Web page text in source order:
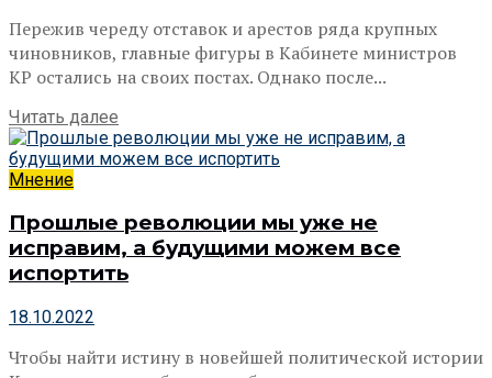
Пережив череду отставок и арестов ряда крупных
чиновников, главные фигуры в Кабинете министров
КР остались на своих постах. Однако после...
Читать далее
Мнение
Прошлые революции мы уже не
исправим, а будущими можем все
испортить
18.10.2022
Чтобы найти истину в новейшей политической истории